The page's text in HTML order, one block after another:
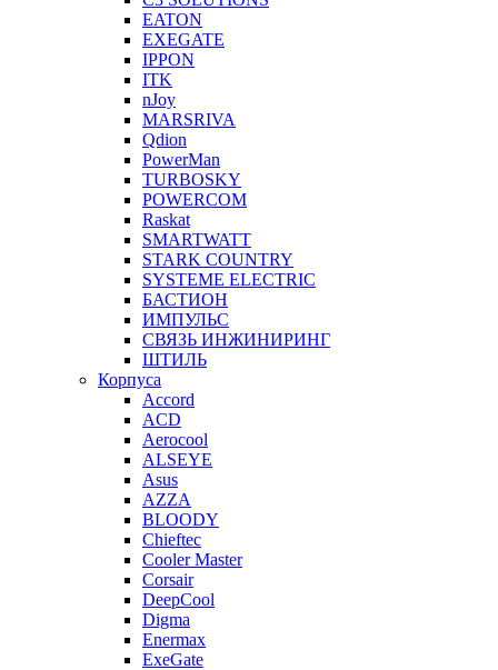
EATON
EXEGATE
IPPON
ITK
nJoy
MARSRIVA
Qdion
PowerMan
TURBOSKY
POWERCOM
Raskat
SMARTWATT
STARK COUNTRY
SYSTEME ELECTRIC
БАСТИОН
ИМПУЛЬС
СВЯЗЬ ИНЖИНИРИНГ
ШТИЛЬ
Корпуса
Accord
ACD
Aerocool
ALSEYE
Asus
AZZA
BLOODY
Chieftec
Cooler Master
Corsair
DeepCool
Digma
Enermax
ExeGate